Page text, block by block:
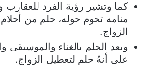
كما وتشير رؤية الفرد للعقارب
منامه تحوم حوله، حلم من
الزواج.
ويعد الحلم بالغناء والموسيقى
على أنهُ حلم لتعطيل الزواج.